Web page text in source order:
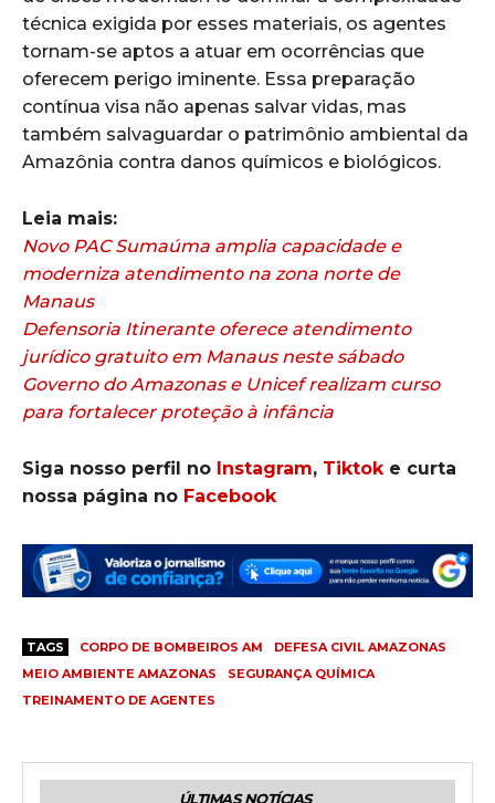
técnica exigida por esses materiais, os agentes
tornam-se aptos a atuar em ocorrências que
oferecem perigo iminente. Essa preparação
contínua visa não apenas salvar vidas, mas
também salvaguardar o patrimônio ambiental da
Amazônia contra danos químicos e biológicos.
Leia mais:
Novo PAC Sumaúma amplia capacidade e
moderniza atendimento na zona norte de
Manaus
Defensoria Itinerante oferece atendimento
jurídico gratuito em Manaus neste sábado
Governo do Amazonas e Unicef realizam curso
para fortalecer proteção à infância
Siga nosso perfil no Instagram, Tiktoke curta
nossa página no Facebook
TAGS CORPO DE BOMBEIROS AM
DEFESA CIVIL AMAZONAS
MEIO AMBIENTE AMAZONAS
SEGURANÇA QUÍMICA
TREINAMENTO DE AGENTES
ÚLTIMAS NOTÍCIAS